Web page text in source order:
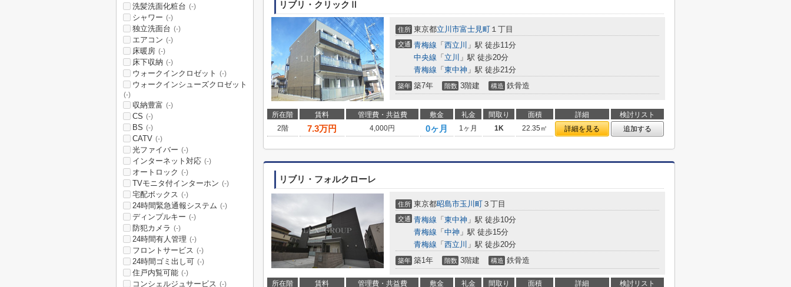
リブリ・クリックⅡ
住所 東京都立川市富士見町 １丁目
交通 青梅線 「 西立川 」駅 徒歩11分
中央線 「 立川 」駅 徒歩20分
青梅線 「 東中神 」駅 徒歩21分
築年 築7年 階数 3階建 構造 鉄骨造
所在階 賃料 管理費・共益費 敷金 礼金 間取り 面積 詳細
検討リスト
2階
7.3万円 4,000円 0ヶ月 1ヶ月 1K 22.35㎡ 詳細を見る 追加する
リブリ・フォルクローレ
住所 東京都昭島市玉川町 ３丁目
交通 青梅線 「 東中神 」駅 徒歩10分
青梅線 「 中神 」駅 徒歩15分
青梅線 「 西立川 」駅 徒歩20分
築年 築1年 階数 3階建 構造 鉄骨造
所在階 賃料 管理費・共益費 敷金 礼金 間取り 面積 詳細
検討リスト
洗髪洗面化粧台 (-)
シャワー (-)
独立洗面台 (-)
エアコン (-)
床暖房 (-)
床下収納 (-)
ウォークインクロゼット (-)
ウォークインシューズクロゼット
(-)
収納豊富 (-)
CS (-)
BS (-)
CATV (-)
光ファイバー (-)
インターネット対応 (-)
オートロック (-)
TVモニタ付インターホン (-)
宅配ボックス (-)
24時間緊急通報システム (-)
ディンプルキー (-)
防犯カメラ (-)
24時間有人管理 (-)
フロントサービス (-)
24時間ゴミ出し可 (-)
住戸内覧可能 (-)
コンシェルジュサービス (-)